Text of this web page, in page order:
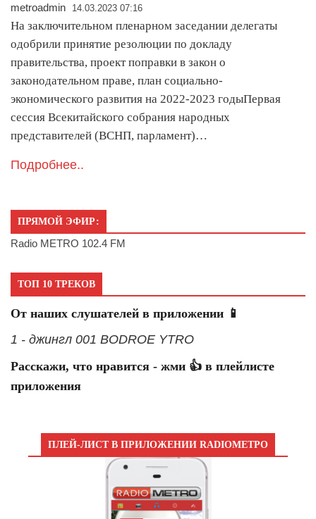
metroadmin 14.03.2023 07:16
На заключительном пленарном заседании делегаты
одобрили принятие резолюции по докладу
правительства, проект поправки в закон о
законодательном праве, план социально-
экономического развития на 2022-2023 годыПервая
сессия Всекитайского собрания народных
представителей (ВСНП, парламент)…
Подробнее..
ПРЯМОЙ ЭФИР:
Radio METRO 102.4 FM
ТОП 10 ТРЕКОВ
От наших слушателей в приложении 📱
1 - джингл 001 BODROE YTRO
Расскажи, что нравится - жми 👍 в плейлисте
приложения
ПЛЕЙ-ЛИСТ В ПРИЛОЖЕНИИ RADIOМЕТРО